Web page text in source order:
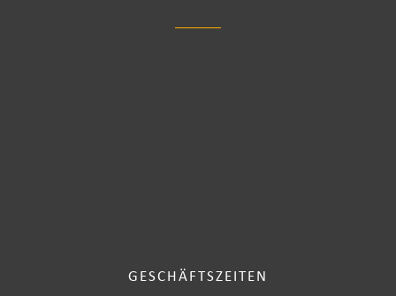
GESCHÄFTSZEITEN